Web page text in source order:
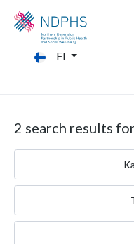
FI
2 search results